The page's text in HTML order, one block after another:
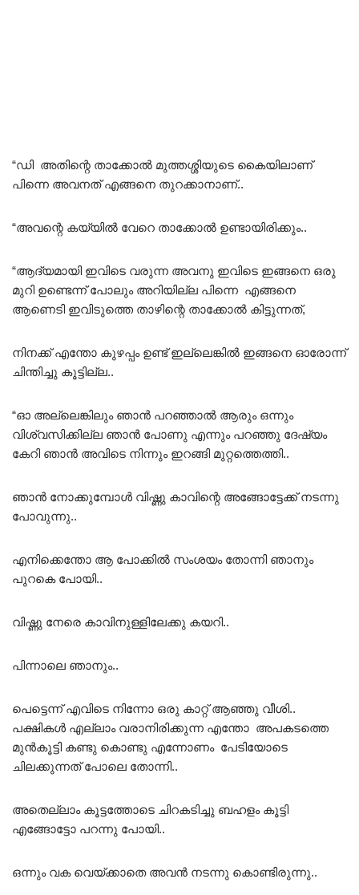
“ഡി അതിന്റെ താക്കോൽ മുത്തശ്ശിയുടെ കൈയിലാണ്
പിന്നെ അവനത് എങ്ങനെ തുറക്കാനാണ്..
“അവന്റെ കയ്യിൽ വേറെ താക്കോൽ ഉണ്ടായിരിക്കും..
“ആദ്യമായി ഇവിടെ വരുന്ന അവനു ഇവിടെ ഇങ്ങനെ ഒരു
മുറി ഉണ്ടെന്ന് പോലും അറിയില്ല പിന്നെ എങ്ങനെ
ആണെടി ഇവിടുത്തെ താഴിന്റെ താക്കോൽ കിട്ടുന്നത്,
നിനക്ക് എന്തോ കുഴപ്പം ഉണ്ട് ഇല്ലെങ്കിൽ ഇങ്ങനെ ഓരോന്ന്
ചിന്തിച്ചു കൂട്ടില്ല..
“ഓ അല്ലെങ്കിലും ഞാൻ പറഞ്ഞാൽ ആരും ഒന്നും
വിശ്വസിക്കില്ല ഞാൻ പോണു എന്നും പറഞ്ഞു ദേഷ്യം
കേറി ഞാൻ അവിടെ നിന്നും ഇറങ്ങി മുറ്റത്തെത്തി..
ഞാൻ നോക്കുമ്പോൾ വിഷ്ണു കാവിന്റെ അങ്ങോട്ടേക്ക് നടന്നു
പോവുന്നു..
എനിക്കെന്തോ ആ പോക്കിൽ സംശയം തോന്നി ഞാനും
പുറകെ പോയി..
വിഷ്ണു നേരെ കാവിനുള്ളിലേക്കു കയറി..
പിന്നാലെ ഞാനും..
പെട്ടെന്ന് എവിടെ നിന്നോ ഒരു കാറ്റ് ആഞ്ഞു വീശി..
പക്ഷികൾ എല്ലാം വരാനിരിക്കുന്ന എന്തോ അപകടത്തെ
മുൻകൂട്ടി കണ്ടു കൊണ്ടു എന്നോണം പേടിയോടെ
ചിലക്കുന്നത് പോലെ തോന്നി..
അതെല്ലാം കൂട്ടത്തോടെ ചിറകടിച്ചു ബഹളം കൂട്ടി
എങ്ങോട്ടോ പറന്നു പോയി..
ഒന്നും വക വെയ്ക്കാതെ അവൻ നടന്നു കൊണ്ടിരുന്നു..